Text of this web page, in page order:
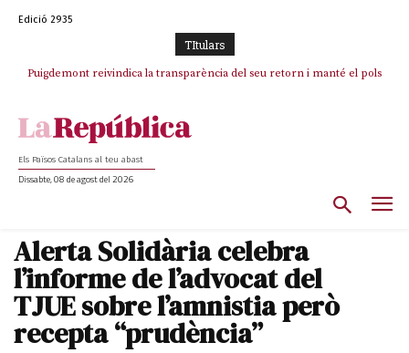
Edició 2935
TItulars
Puigdemont reivindica la transparència del seu retorn i manté el pols
Portugal acusa Espanya de provocar un “efecte crida” massiu per la seva
Els Països Catalans al teu abast
Dissabte, 08 de agost del 2026
Alerta Solidària celebra
l’informe de l’advocat del
TJUE sobre l’amnistia però
recepta “prudència”